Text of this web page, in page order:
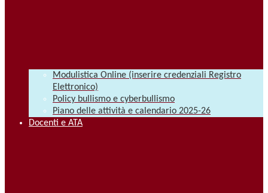
Modulistica Online (inserire credenziali Registro
Elettronico)
Policy bullismo e cyberbullismo
Piano delle attività e calendario 2025-26
Docenti e ATA